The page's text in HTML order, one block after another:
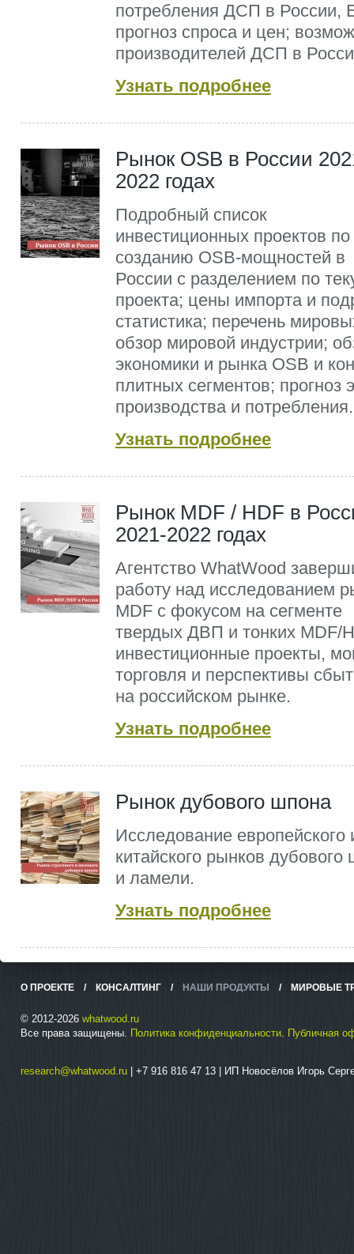
потребления ДСП в России,
прогноз спроса и цен;
производителей ДСП в
Узнать подробнее
Рынок OSB в России
2022 годах
Подробный список
инвестиционных проектов по
созданию OSB-мощностей в
России с разделением по
проекта; цены импорта и
статистика; перечень
обзор мировой индустрии;
экономики и рынка OSB и
плитных сегментов; прогноз
производства и потребления.
Узнать подробнее
Рынок MDF / HDF в
2021-2022 годах
Агентство WhatWood
работу над исследованием
MDF с фокусом на сегменте
твердых ДВП и тонких MDF/
инвестиционные проекты,
торговля и перспективы
на российском рынке.
Узнать подробнее
Рынок дубового шпона
Исследование европейского
китайского рынков дубового
и ламели.
Узнать подробнее
О ПРОЕКТЕ / КОНСАЛТИНГ / НАШИ ПРОДУКТЫ / МИРОВЫЕ
© 2012-2026 whatwood.ru
Все права защищены. Политика конфиденциальности. Публичная
research@whatwood.ru | +7 916 816 47 13 | ИП Новосёлов Игорь